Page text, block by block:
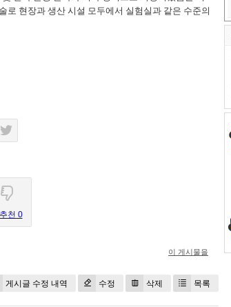
로 현장과 생산 시설 모두에서 실험실과 같은 수준의
천 0
이 게시물을
게시글 수정 내역 수정 삭제 목록